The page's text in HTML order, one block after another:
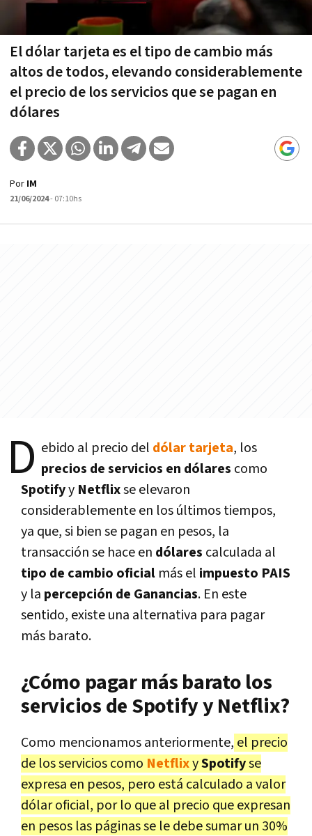
El dólar tarjeta es el tipo de cambio más
altos de todos, elevando considerablemente
el precio de los servicios que se pagan en
dólares
Por IM
21/06/2024- 07:10hs
D ebido al precio del dólar tarjeta, los
precios de servicios en dólares como
Spotifyy Netflixse elevaron
considerablemente en los últimos tiempos,
ya que, si bien se pagan en pesos, la
transacción se hace en dólares calculada al
tipo de cambio oficial más el impuesto PAIS
y la percepción de Ganancias. En este
sentido, existe una alternativa para pagar
más barato.
¿Cómo pagar más barato los
servicios de Spotify y Netflix?
Como mencionamos anteriormente, el precio
de los servicios como NetflixySpotifyse
expresa en pesos, pero está calculado a valor
dólar oficial, por lo que al precio que expresan
en pesos las páginas se le debe sumar un 30%